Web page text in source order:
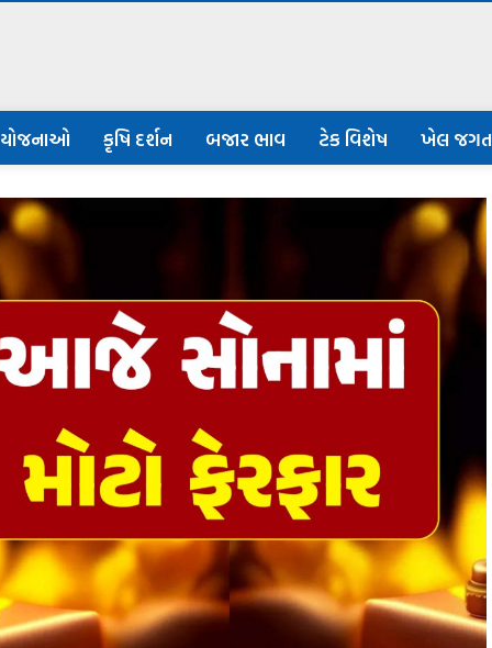
યોજનાઓ કૃષિ દર્શન બજાર ભાવ ટેક વિશેષ ખેલ જગત